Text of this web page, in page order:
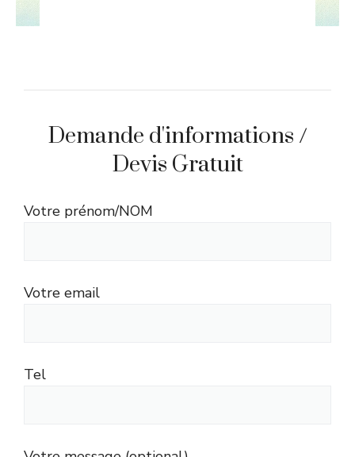
Demande d'informations /
Devis Gratuit
Votre prénom/NOM
Votre email
Tel